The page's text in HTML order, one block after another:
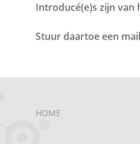
Introducé(e)s zijn van
Stuur daartoe een
HOME